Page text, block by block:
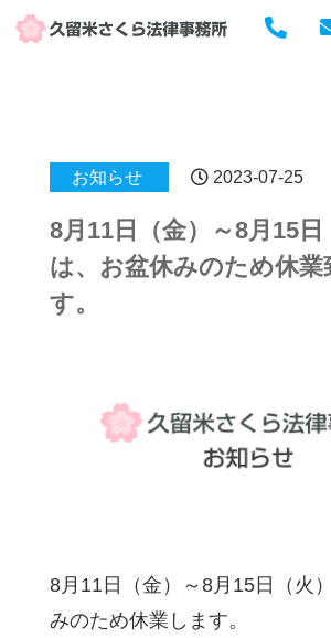
お知らせ 2023-07-25
8月11日（金）～8月15日
は、お盆休みのため休業
す。
8月11日（金）～8月15日（火
みのため休業します。